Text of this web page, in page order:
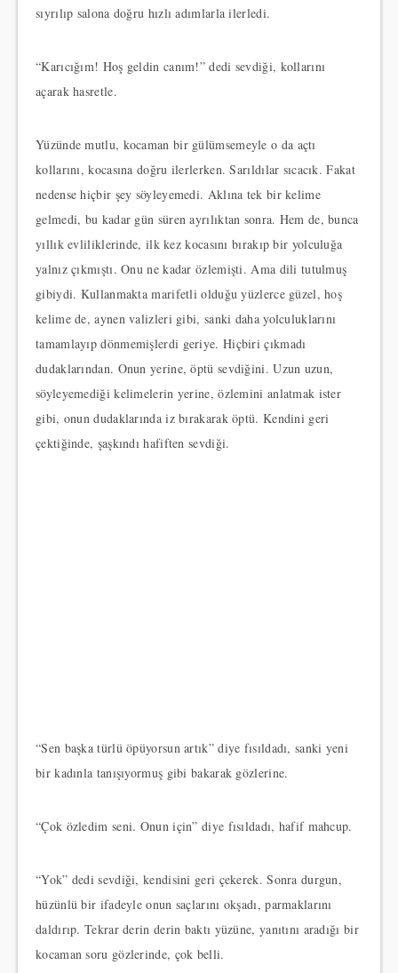
sıyrılıp salona doğru hızlı adımlarla ilerledi.
“Karıcığım! Hoş geldin canım!” dedi sevdiği, kollarını
açarak hasretle.
Yüzünde mutlu, kocaman bir gülümsemeyle o da açtı
kollarını, kocasına doğru ilerlerken. Sarıldılar sıcacık. Fakat
nedense hiçbir şey söyleyemedi. Aklına tek bir kelime
gelmedi, bu kadar gün süren ayrılıktan sonra. Hem de, bunca
yıllık evliliklerinde, ilk kez kocasını bırakıp bir yolculuğa
yalnız çıkmıştı. Onu ne kadar özlemişti. Ama dili tutulmuş
gibiydi. Kullanmakta marifetli olduğu yüzlerce güzel, hoş
kelime de, aynen valizleri gibi, sanki daha yolculuklarını
tamamlayıp dönmemişlerdi geriye. Hiçbiri çıkmadı
dudaklarından. Onun yerine, öptü sevdiğini. Uzun uzun,
söyleyemediği kelimelerin yerine, özlemini anlatmak ister
gibi, onun dudaklarında iz bırakarak öptü. Kendini geri
çektiğinde, şaşkındı hafiften sevdiği.
“Sen başka türlü öpüyorsun artık” diye fısıldadı, sanki yeni
bir kadınla tanışıyormuş gibi bakarak gözlerine.
“Çok özledim seni. Onun için” diye fısıldadı, hafif mahcup.
“Yok” dedi sevdiği, kendisini geri çekerek. Sonra durgun,
hüzünlü bir ifadeyle onun saçlarını okşadı, parmaklarını
daldırıp. Tekrar derin derin baktı yüzüne, yanıtını aradığı bir
kocaman soru gözlerinde, çok belli.